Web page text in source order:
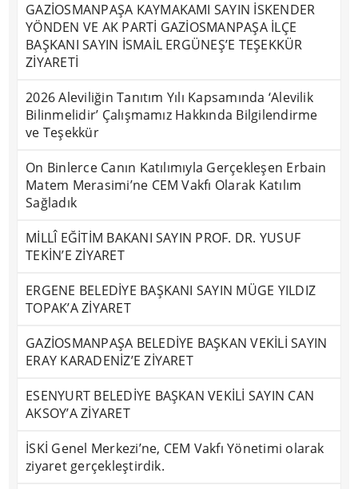
GAZİOSMANPAŞA KAYMAKAMI SAYIN İSKENDER
YÖNDEN VE AK PARTİ GAZİOSMANPAŞA İLÇE
BAŞKANI SAYIN İSMAİL ERGÜNEŞ’E TEŞEKKÜR
ZİYARETİ
2026 Aleviliğin Tanıtım Yılı Kapsamında ‘Alevilik
Bilinmelidir’ Çalışmamız Hakkında Bilgilendirme
ve Teşekkür
On Binlerce Canın Katılımıyla Gerçekleşen Erbain
Matem Merasimi’ne CEM Vakfı Olarak Katılım
Sağladık
MİLLÎ EĞİTİM BAKANI SAYIN PROF. DR. YUSUF
TEKİN’E ZİYARET
ERGENE BELEDİYE BAŞKANI SAYIN MÜGE YILDIZ
TOPAK’A ZİYARET
GAZİOSMANPAŞA BELEDİYE BAŞKAN VEKİLİ SAYIN
ERAY KARADENİZ’E ZİYARET
ESENYURT BELEDİYE BAŞKAN VEKİLİ SAYIN CAN
AKSOY’A ZİYARET
İSKİ Genel Merkezi’ne, CEM Vakfı Yönetimi olarak
ziyaret gerçekleştirdik.